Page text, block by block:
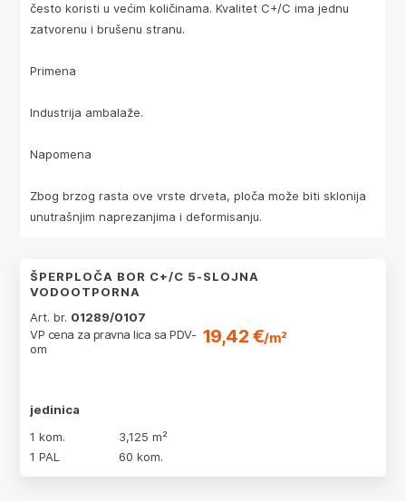
često koristi u većim količinama. Kvalitet C+/C ima jednu
zatvorenu i brušenu stranu.
Primena
Industrija ambalaže.
Napomena
Zbog brzog rasta ove vrste drveta, ploča može biti sklonija
unutrašnjim naprezanjima i deformisanju.
ŠPERPLOČA BOR C+/C 5-SLOJNA
VODOOTPORNA
Art. br. 01289/0107
VP cena za pravna lica sa PDV-
om
19,42 €/m²
jedinica
1 kom.
3,125 m²
1 PAL
60 kom.